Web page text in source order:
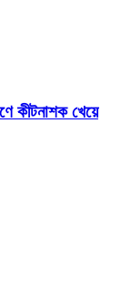
কীটনাশক খেয়ে